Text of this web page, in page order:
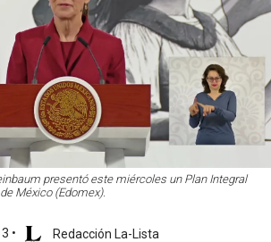
presentó este miércoles un Plan Integral
México (Edomex).
• Redacción La-Lista